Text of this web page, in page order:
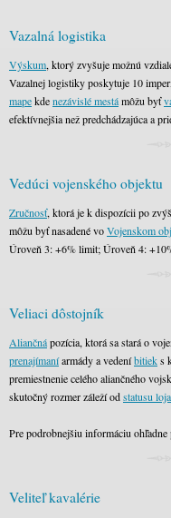
Vazalná logistika
Výskum, ktorý zvyšuje možnú
Vazalnej logistiky poskytuje 10
mapekdenezávislé mestámôžu byť
efektívnejšia než predchádzajúca a
Vedúci vojenského objektu
Zručnosť, ktorá je k dispozícii po
môžu byť nasadené voVojenskom
Úroveň 3: +6% limit; Úroveň 4:
Veliaci dôstojník
Aliančnápozícia, ktorá sa stará o
prenajímaníarmády a vedeníbitieks
premiestnenie celého aliančného
skutočný rozmer záleží odstatusu
Pre podrobnejšiu informáciu
Veliteľ kavalérie